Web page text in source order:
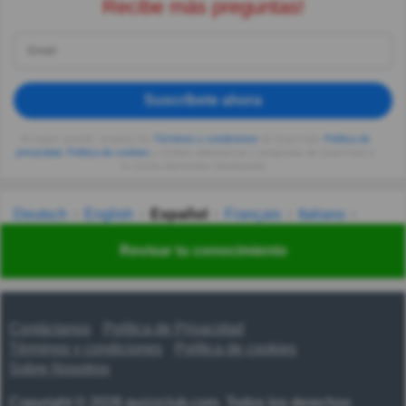
Revisar tu conocimiento
Recibe más preguntas!
Suscríbete ahora
privacidad
Deutsch English Español Français
Italiano
Українська हिन्दी 한국어 汉语
Contáctanos
Política de Privacidad
Términos y condiciones
Copyright © 2026 quizzclub.com. Todos los derechos